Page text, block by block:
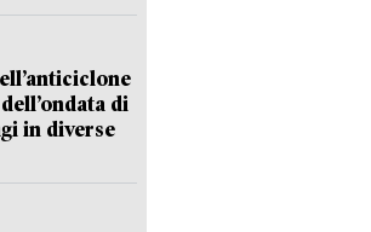
di
in diverse